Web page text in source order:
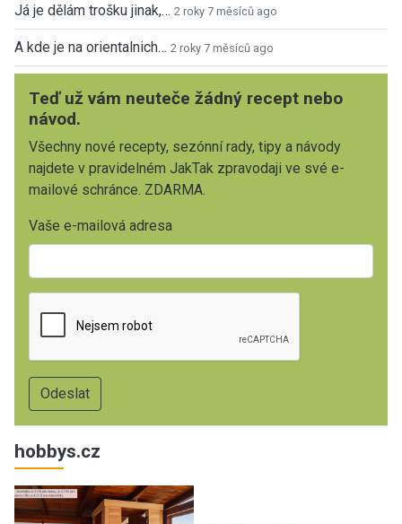
Já je dělám trošku jinak,… 2 roky 7 měsíců ago
A kde je na orientalnich… 2 roky 7 měsíců ago
Teď už vám neuteče žádný recept nebo
návod.
Všechny nové recepty, sezónní rady, tipy a návody
najdete v pravidelném JakTak zpravodaji ve své e-
mailové schránce. ZDARMA.
Vaše e-mailová adresa
hobbys.cz